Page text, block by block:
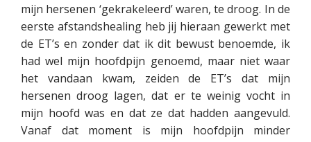
mijn hersenen ‘gekrakeleerd’ waren, te droog. In de
eerste afstandshealing heb jij hieraan gewerkt met
de ET’s en zonder dat ik dit bewust benoemde, ik
had wel mijn hoofdpijn genoemd, maar niet waar
het vandaan kwam, zeiden de ET’s dat mijn
hersenen droog lagen, dat er te weinig vocht in
mijn hoofd was en dat ze dat hadden aangevuld.
Vanaf dat moment is mijn hoofdpijn minder